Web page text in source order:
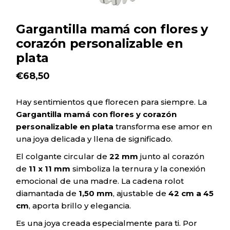
Gargantilla mamá con flores y
corazón personalizable en
plata
€68,50
Hay sentimientos que florecen para siempre. La
Gargantilla mamá con flores y corazón
personalizable en plata transforma ese amor en
una joya delicada y llena de significado.
El colgante circular de22 mm junto al corazón
de 11 x 11 mm simboliza la ternura y la conexión
emocional de una madre. La cadena rolot
diamantada de 1,50 mm, ajustable de42 cm a 45
cm, aporta brillo y elegancia.
Es una joya creada especialmente para ti. Por